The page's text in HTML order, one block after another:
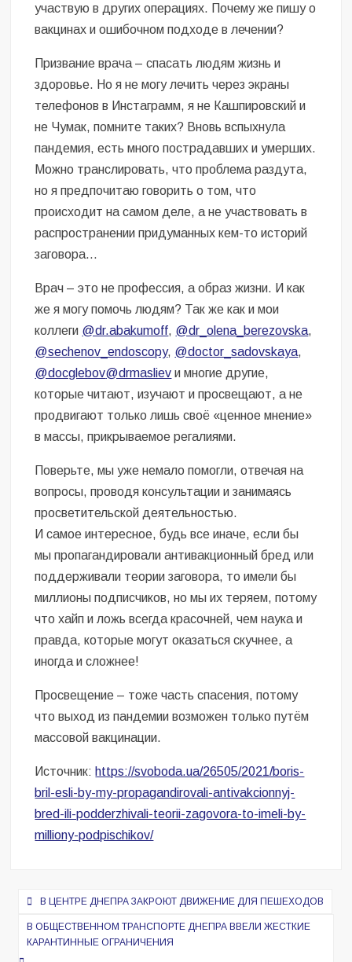
участвую в других операциях. Почему же пишу о
вакцинах и ошибочном подходе в лечении?
Призвание врача – спасать людям жизнь и
здоровье. Но я не могу лечить через экраны
телефонов в Инстаграмм, я не Кашпировский и
не Чумак, помните таких? Вновь вспыхнула
пандемия, есть много пострадавших и умерших.
Можно транслировать, что проблема раздута,
но я предпочитаю говорить о том, что
происходит на самом деле, а не участвовать в
распространении придуманных кем-то историй
заговора…
Врач – это не профессия, а образ жизни. И как
же я могу помочь людям? Так же как и мои
коллеги @dr.abakumoff, @dr_olena_berezovska,
@sechenov_endoscopy, @doctor_sadovskaya,
@docglebov@drmasliev и многие другие,
которые читают, изучают и просвещают, а не
продвигают только лишь своё «ценное мнение»
в массы, прикрываемое регалиями.
Поверьте, мы уже немало помогли, отвечая на
вопросы, проводя консультации и занимаясь
просветительской деятельностью.
И самое интересное, будь все иначе, если бы
мы пропагандировали антивакционный бред или
поддерживали теории заговора, то имели бы
миллионы подписчиков, но мы их теряем, потому
что хайп и ложь всегда красочней, чем наука и
правда, которые могут оказаться скучнее, а
иногда и сложнее!
Просвещение – тоже часть спасения, потому
что выход из пандемии возможен только путём
массовой вакцинации.
Источник: https://svoboda.ua/26505/2021/boris-
bril-esli-by-my-propagandirovali-antivakcionnyj-
bred-ili-podderzhivali-teorii-zagovora-to-imeli-by-
milliony-podpischikov/
Навигация
по
записям
В ЦЕНТРЕ ДНЕПРА ЗАКРОЮТ ДВИЖЕНИЕ ДЛЯ ПЕШЕХОДОВ
В ОБЩЕСТВЕННОМ ТРАНСПОРТЕ ДНЕПРА ВВЕЛИ ЖЕСТКИЕ
КАРАНТИННЫЕ ОГРАНИЧЕНИЯ